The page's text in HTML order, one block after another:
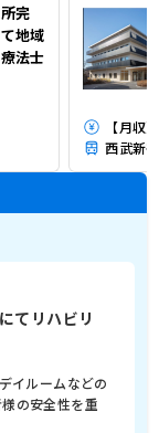
完
地域
法士
【月収
西武新
てリハビリ
イルームなどの
の安全性を重